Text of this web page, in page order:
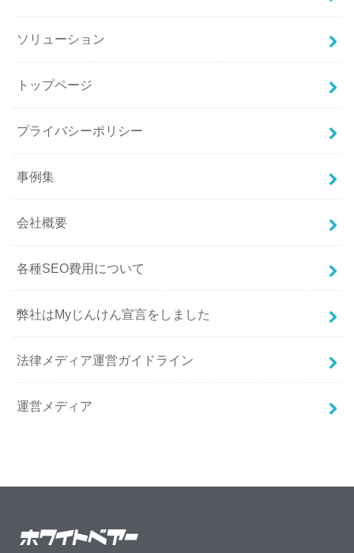
ソリューション
トップページ
プライバシーポリシー
事例集
会社概要
各種SEO費用について
弊社はMyじんけん宣言をしました
法律メディア運営ガイドライン
運営メディア